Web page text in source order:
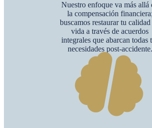
Nuestro enfoque va más allá
la compensación financiera;
buscamos restaurar tu calidad
vida a través de acuerdos
integrales que abarcan todas
necesidades post-accidente.